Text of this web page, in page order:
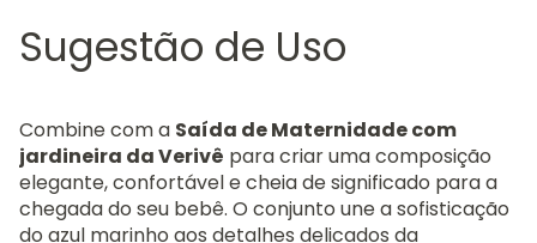
Sugestão de Uso
Combine com a Saída de Maternidade com
jardineira da Verivê para criar uma composição
elegante, confortável e cheia de significado para a
chegada do seu bebê. O conjunto une a sofisticação
do azul marinho aos detalhes delicados da